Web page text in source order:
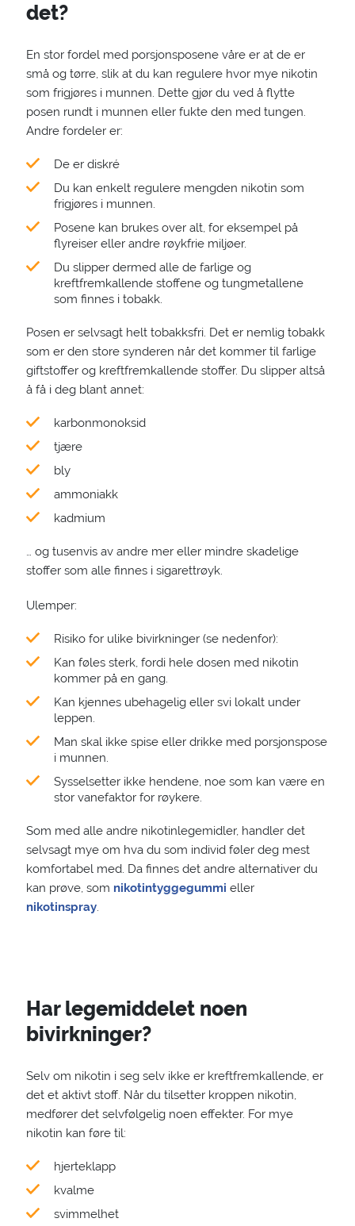
det?
En stor fordel med porsjonsposene våre er at de er
små og tørre, slik at du kan regulere hvor mye nikotin
som frigjøres i munnen. Dette gjør du ved å flytte
posen rundt i munnen eller fukte den med tungen.
Andre fordeler er:
De er diskré
Du kan enkelt regulere mengden nikotin som
frigjøres i munnen.
Posene kan brukes over alt, for eksempel på
flyreiser eller andre røykfrie miljøer.
Du slipper dermed alle de farlige og
kreftfremkallende stoffene og tungmetallene
som finnes i tobakk.
Posen er selvsagt helt tobakksfri. Det er nemlig tobakk
som er den store synderen når det kommer til farlige
giftstoffer og kreftfremkallende stoffer. Du slipper altså
å få i deg blant annet:
karbonmonoksid
tjære
bly
ammoniakk
kadmium
… og tusenvis av andre mer eller mindre skadelige
stoffer som alle finnes i sigarettrøyk.
Ulemper:
Risiko for ulike bivirkninger (se nedenfor):
Kan føles sterk, fordi hele dosen med nikotin
kommer på en gang.
Kan kjennes ubehagelig eller svi lokalt under
leppen.
Man skal ikke spise eller drikke med porsjonspose
i munnen.
Sysselsetter ikke hendene, noe som kan være en
stor vanefaktor for røykere.
Som med alle andre nikotinlegemidler, handler det
selvsagt mye om hva du som individ føler deg mest
komfortabel med. Da finnes det andre alternativer du
kan prøve, som nikotintyggegummi eller
nikotinspray.
Har legemiddelet noen
bivirkninger?
Selv om nikotin i seg selv ikke er kreftfremkallende, er
det et aktivt stoff. Når du tilsetter kroppen nikotin,
medfører det selvfølgelig noen effekter. For mye
nikotin kan føre til:
hjerteklapp
kvalme
svimmelhet